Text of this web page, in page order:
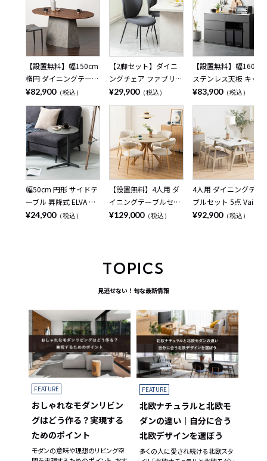
【設置無料】幅150cm
楕円 ダイニングテーブ
ル オーバルテーブル 4
人掛け ALT 木目 大理石
調 ウッディモダン テ
ーブル 4人 食卓テーブ
ル おしゃれ ブラウン
ナチュラル
¥82,900（税込）
幅50cm 円形 サイドテ
ーブル 昇降式 ELVA セ
ラミック天板 石目調
¥24,900（税込）
【2脚セット】ダイニ
ングチェア ファブリッ
ク STONEA 布張り ス
チール脚 肘なし チェ
アー モダン 椅子 リビ
ングチェア 食卓椅子
おしゃれ ベージュ ブ
ラウン グレー
¥29,900（税込）
【設置無料】4人用 ダ
イニングテーブルセッ
ト 円形 5点 LENAS モ
おしゃれ (幅110cm 食
卓テーブル×1 食卓椅
子×4)
¥129,000（税込）
【設置無料】幅160cm
ステンレス天板 キッチ
ンカウンター MIRENIA
引き出し 収納 作業台
キッチン棚 ゴミ箱上収
納 レンジ台 シンプル
モダン 食器棚 おしゃ
れ 黒 ブラック グレー
日本製 完成品
¥83,900（税込）
4人用 ダイニングテー
ブルセット 5点 Vais メ
ラミン テーブル 北欧
¥92,900（税込）
TOPICS
見逃せない！旬な最新情報
FEATURE
おしゃれなモダンリビン
グはどう作る？実現する
ためのポイント
モダンの意味や理想のリビング空
FEATURE
北欧ナチュラルと北欧モ
ダンの違い｜自分に合う
北欧デザインを選ぼう
多くの人に愛され続ける北欧スタ